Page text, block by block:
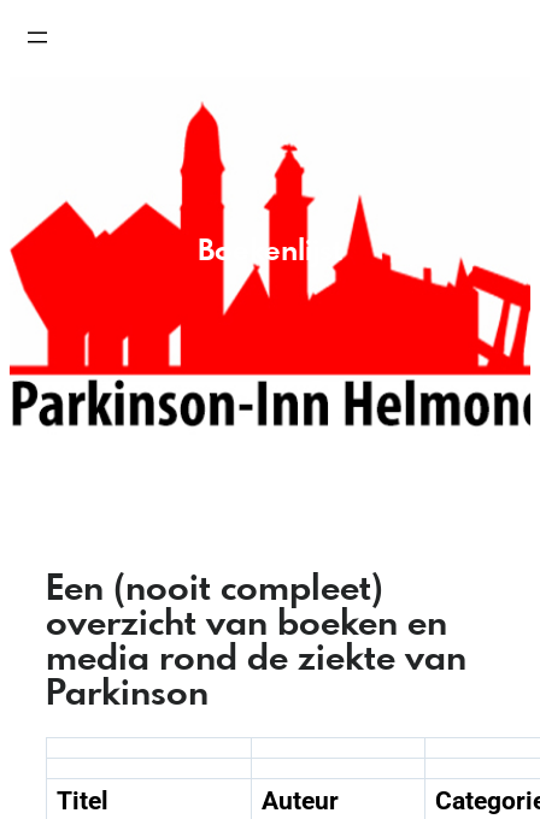
Boekenlijst
Een (nooit compleet)
overzicht van boeken en
media rond de ziekte van
Parkinson
Titel Auteur